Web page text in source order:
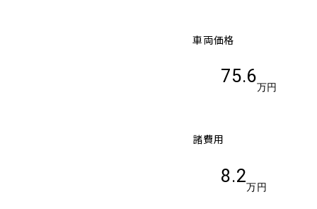
車両価格
75.6
万円
諸費用
8.2
万円